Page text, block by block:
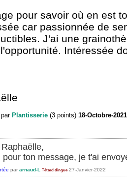
pour savoir où en est
car passionnée de
J'ai une
Intéressée
par Plantisserie (3 points) 18-Octobre-2021
pour ton message, je t'ai
par arnaud-L Tétard dingue 27-Janvier-2022